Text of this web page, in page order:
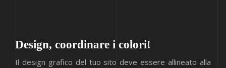
Design, coordinare i colori!
Il design grafico del tuo sito deve essere allineato alla